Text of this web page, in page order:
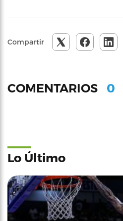
Compartir
COMENTARIOS 0
Lo Último